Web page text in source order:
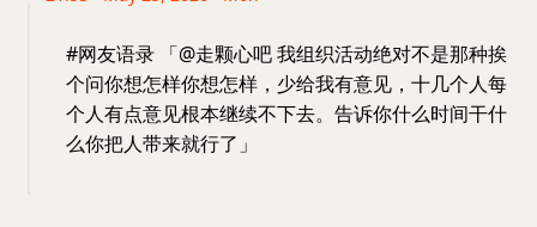
#网友语录 「@走颗心吧 我组织活动绝对不是那种挨
个问你想怎样你想怎样，少给我有意见，十几个人每
个人有点意见根本继续不下去。告诉你什么时间干什
么你把人带来就行了」